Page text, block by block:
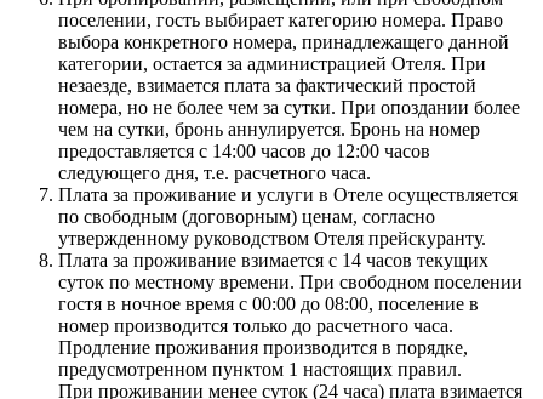
поселении, гость выбирает категорию номера. Право
выбора конкретного номера, принадлежащего данной
категории, остается за администрацией Отеля. При
незаезде, взимается плата за фактический простой
номера, но не более чем за сутки. При опоздании более
чем на сутки, бронь аннулируется. Бронь на номер
предоставляется с 14:00 часов до 12:00 часов
следующего дня, т.е. расчетного часа.
Плата за проживание и услуги в Отеле осуществляется
по свободным (договорным) ценам, согласно
утвержденному руководством Отеля прейскуранту.
Плата за проживание взимается с 14 часов текущих
суток по местному времени. При свободном поселении
гостя в ночное время с 00:00 до 08:00, поселение в
номер производится только до расчетного часа.
Продление проживания производится в порядке,
предусмотренном пунктом 1 настоящих правил.
При проживании менее суток (24 часа) плата взимается